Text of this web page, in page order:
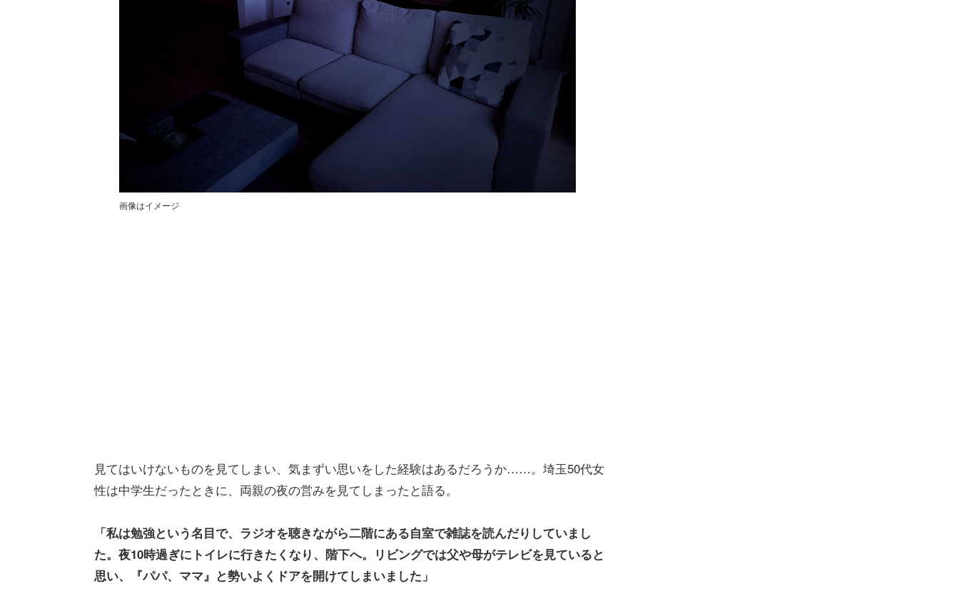
画像はイメージ
見てはいけないものを見てしまい、気まずい思いをした経験はあるだろうか……。埼玉50代女
性は中学生だったときに、両親の夜の営みを見てしまったと語る。
「私は勉強という名目で、ラジオを聴きながら二階にある自室で雑誌を読んだりしていまし
た。夜10時過ぎにトイレに行きたくなり、階下へ。リビングでは父や母がテレビを見ていると
思い、『パパ、ママ』と勢いよくドアを開けてしまいました」